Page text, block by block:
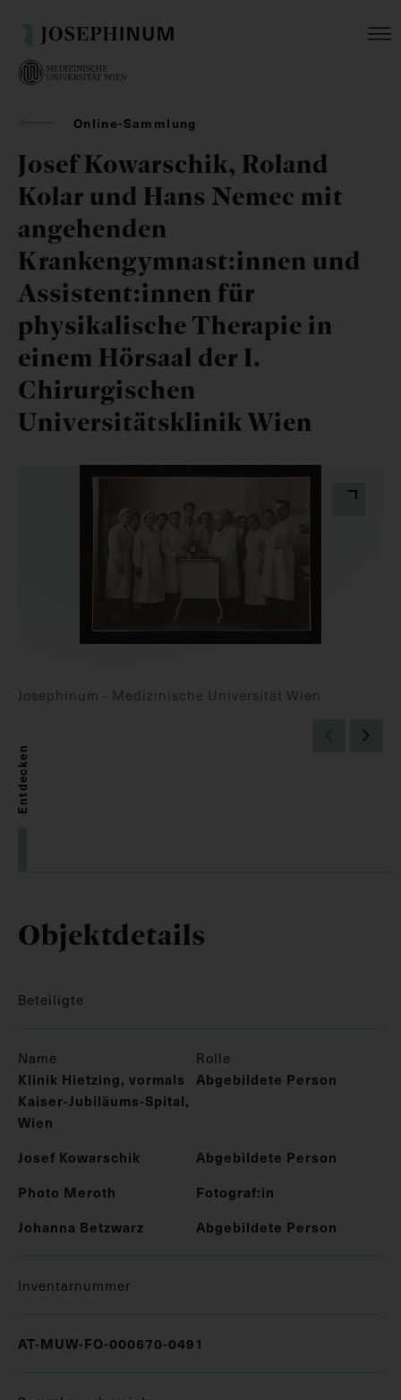
Online-Sammlung
Josef Kowarschik, Roland
Kolar und Hans Nemec mit
angehenden
Krankengymnast:innen und
Assistent:innen für
physikalische Therapie in
einem Hörsaal der I.
Chirurgischen
Universitätsklinik Wien
Josephinum - Medizinische Universität Wien
Entdecken
Objektdetails
Beteiligte
Name Rolle
Klinik Hietzing, vormals
Kaiser-Jubiläums-Spital,
Wien
Abgebildete Person
Josef Kowarschik
Abgebildete Person
Photo Meroth
Fotograf:in
Johanna Betzwarz
Abgebildete Person
Inventarnummer
AT-MUW-FO-000670-0491